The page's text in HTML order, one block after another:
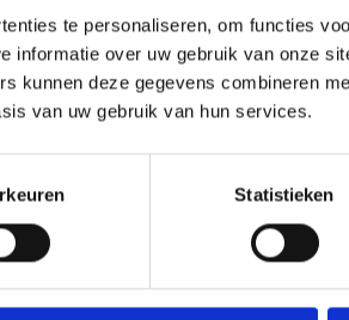
te personaliseren, om functies
informatie over uw gebruik van onze
kunnen deze gegevens combineren
van uw gebruik van hun services.
Statistieken